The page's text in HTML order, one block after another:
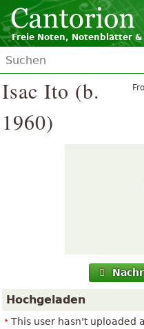
Freie Noten, Notenblätter
Isac Ito (b.
1960)
Hochgeladen
This user hasn't uploaded